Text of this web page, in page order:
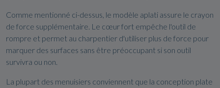
Comme mentionné ci-dessus, le modèle aplati assure le crayon
de force supplémentaire. Le cœur fort empêche l'outil de
rompre et permet au charpentier d'utiliser plus de force pour
marquer des surfaces sans être préoccupant si son outil
survivra ou non.
La plupart des menuisiers conviennent que la conception plate